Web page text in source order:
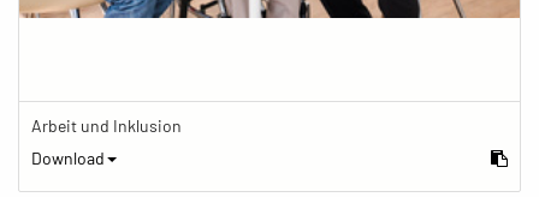
Arbeit und Inklusion
Download